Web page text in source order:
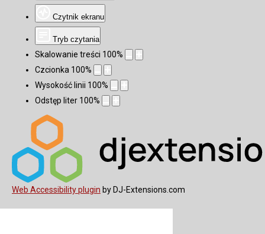
Czytnik ekranu
Tryb czytania
Skalowanie treści 100%
Czcionka 100%
Wysokość linii 100%
Odstęp liter 100%
Web Accessibility plugin by DJ-Extensions.com